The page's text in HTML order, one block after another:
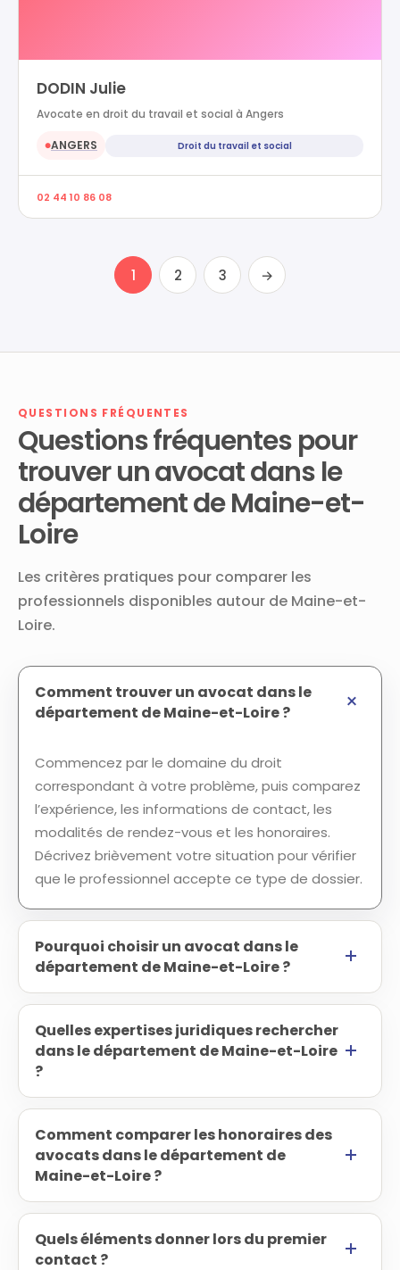
DODIN Julie
Avocate en droit du travail et social à Angers
●ANGERS Droit du travail et social
02 44 10 86 08
1 2 3 →
QUESTIONS FRÉQUENTES
Questions fréquentes pour
trouver un avocat dans le
département de Maine-et-
Loire
Les critères pratiques pour comparer les
professionnels disponibles autour de Maine-et-
Loire.
Comment trouver un avocat dans le
département de Maine-et-Loire ?
Commencez par le domaine du droit
correspondant à votre problème, puis comparez
l’expérience, les informations de contact, les
modalités de rendez-vous et les honoraires.
Décrivez brièvement votre situation pour vérifier
que le professionnel accepte ce type de dossier.
Pourquoi choisir un avocat dans le
département de Maine-et-Loire ?
Quelles expertises juridiques rechercher
dans le département de Maine-et-Loire
?
Comment comparer les honoraires des
avocats dans le département de
Maine-et-Loire ?
Quels éléments donner lors du premier
contact ?